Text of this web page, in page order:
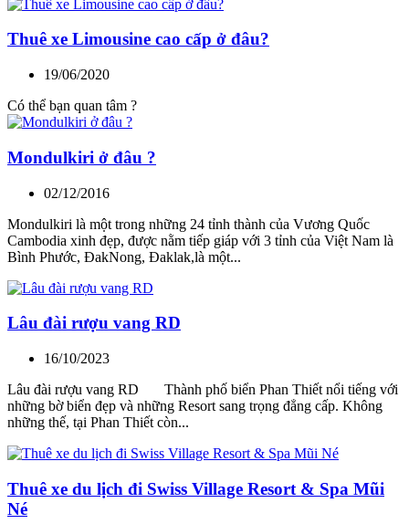
Thuê xe Limousine cao cấp ở đâu?
19/06/2020
Có thể bạn quan tâm ?
Mondulkiri ở đâu ?
02/12/2016
Mondulkiri là một trong những 24 tỉnh thành của Vương Quốc
Cambodia xinh đẹp, được nằm tiếp giáp với 3 tỉnh của Việt Nam là
Bình Phước, ĐakNong, Đaklak,là một...
Lâu đài rượu vang RD
16/10/2023
Lâu đài rượu vang RD Thành phố biển Phan Thiết nổi tiếng với
những bờ biển đẹp và những Resort sang trọng đẳng cấp. Không
những thế, tại Phan Thiết còn...
Thuê xe du lịch đi Swiss Village Resort & Spa Mũi
Né